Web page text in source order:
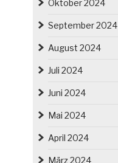
Oktober 2024
September 2024
August 2024
Juli 2024
Juni 2024
Mai 2024
April 2024
März 2024